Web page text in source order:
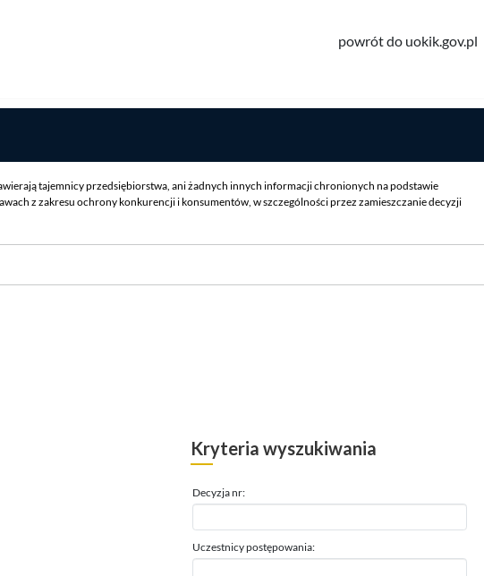
powrót do uokik.gov.pl
tajemnicy przedsiębiorstwa, ani żadnych innych informacji chronionych na podstawie
z zakresu ochrony konkurencji i konsumentów, w szczególności przez zamieszczanie decyzji
Kryteria wyszukiwania
Decyzja nr:
Uczestnicy postępowania: